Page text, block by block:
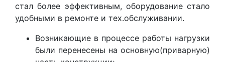
стал более эффективным, оборудование стало
удобными в ремонте и тех.обслуживании.
Возникающие в процессе работы нагрузки
были перенесены на основную(приварную)